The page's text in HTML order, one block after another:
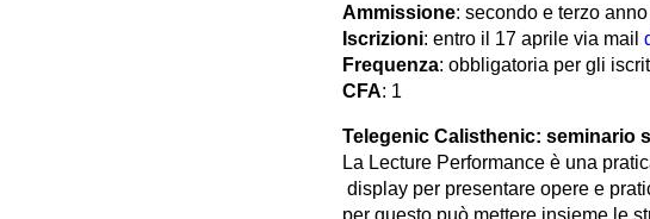
Ammissione: secondo e terzo
Iscrizioni: entro il 17 aprile via mail
Frequenza: obbligatoria per gli
CFA: 1
Telegenic Calisthenic: seminario
La Lecture Performance è una
display per presentare opere e
per questo può mettere insieme le